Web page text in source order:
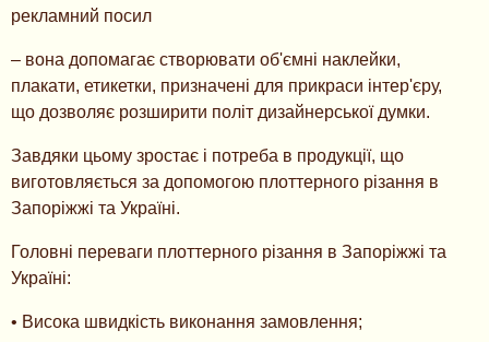
рекламний посил
– вона допомагає створювати об'ємні наклейки,
плакати, етикетки, призначені для прикраси інтер'єру,
що дозволяє розширити політ дизайнерської думки.
Завдяки цьому зростає і потреба в продукції, що
виготовляється за допомогою плоттерного різання в
Запоріжжі та Україні.
Головні переваги плоттерного різання в Запоріжжі та
Україні:
• Висока швидкість виконання замовлення;